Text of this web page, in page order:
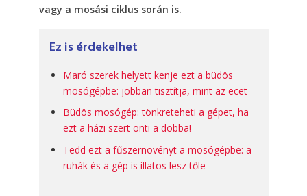
vagy a mosási ciklus során is.
Ez is érdekelhet
Maró szerek helyett kenje ezt a büdös
mosógépbe: jobban tisztítja, mint az ecet
Büdös mosógép: tönkreteheti a gépet, ha
ezt a házi szert önti a dobba!
Tedd ezt a fűszernövényt a mosógépbe: a
ruhák és a gép is illatos lesz tőle